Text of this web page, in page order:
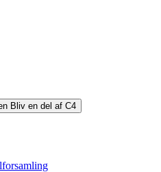
Bliv en del af C4